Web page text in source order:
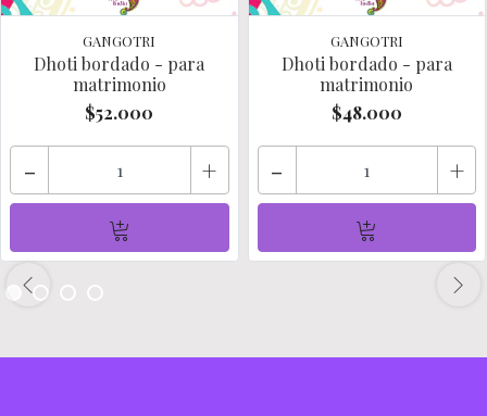
GANGOTRI
Dhoti bordado - para
matrimonio
$52.000
- +
GANGOTRI
Dhoti bordado - para
matrimonio
$48.000
- +